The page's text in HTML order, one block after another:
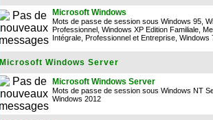
Microsoft Windows
Mots de passe de session sous Windows 95,
Professionnel, Windows XP Edition Familiale,
Intégrale, Professionnel et Entreprise, Windows
Microsoft Windows Server
Microsoft Windows Server
Mots de passe de session sous Windows NT
Windows 2012